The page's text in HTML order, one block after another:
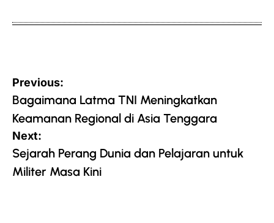
Post
navigation
Previous:
Bagaimana Latma TNI Meningkatkan
Keamanan Regional di Asia Tenggara
Next:
Sejarah Perang Dunia dan Pelajaran untuk
Militer Masa Kini